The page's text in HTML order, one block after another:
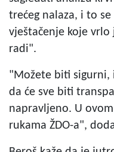
trećeg nalaza, i to
vještačenje koje vrlo
radi".
"Možete biti sigurni,
da će sve biti
napravljeno. U
rukama ŽDO-a",